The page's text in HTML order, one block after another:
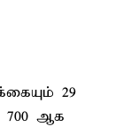
29
700 ஆக